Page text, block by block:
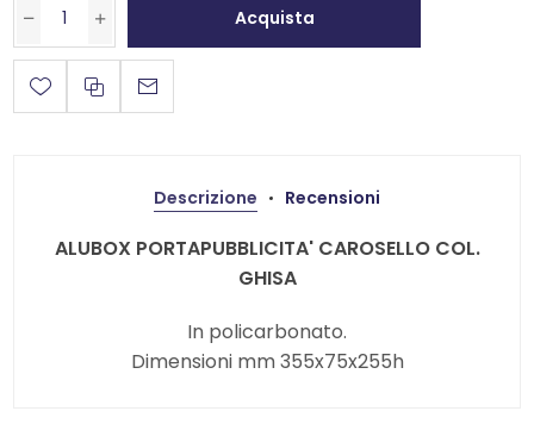
Acquista
Descrizione Recensioni
ALUBOX PORTAPUBBLICITA' CAROSELLO COL.
GHISA
In policarbonato.
Dimensioni mm 355x75x255h